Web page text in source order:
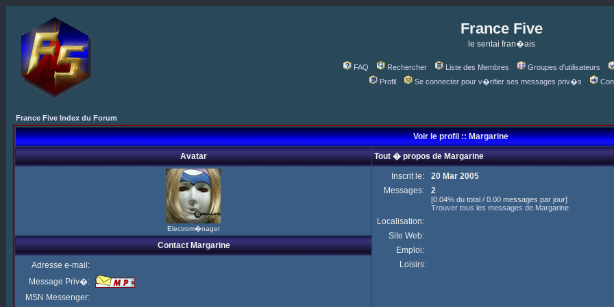
France Five
le sentai fran�ais
FAQ Rechercher Liste des Membres Groupes d'utilisateurs
Profil
Se connecter pour v�rifier ses messages priv�s
France Five Index du Forum
Voir le profil :: Margarine
Avatar Tout � propos de Margarine
Electrom�nager
Inscrit le:
20 Mar 2005
Messages:
2
[0.04% du total / 0.00 messages par jour]
Trouver tous les messages de Margarine
Localisation:
Site Web:
Emploi:
Loisirs:
Contact Margarine
Adresse e-mail:
Message Priv�:
MSN Messenger: